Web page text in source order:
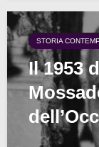
STORIA
Il 1953